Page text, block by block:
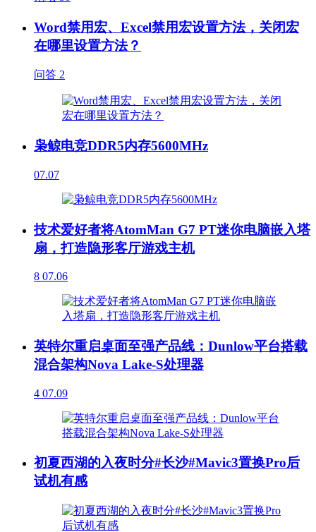
Word禁用宏、Excel禁用宏设置方法，关闭宏
在哪里设置方法？
问答 2
枭鲸电竞DDR5内存5600MHz
07.07
技术爱好者将AtomMan G7 PT迷你电脑嵌入塔
扇，打造隐形客厅游戏主机
8 07.06
英特尔重启桌面至强产品线：Dunlow平台搭载
混合架构Nova Lake-S处理器
4 07.09
初夏西湖的入夜时分#长沙#Mavic3置换Pro后
试机有感